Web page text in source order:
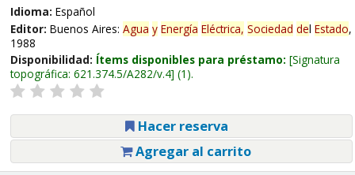
Idioma: Español
Editor: Buenos Aires: Agua y Energía Eléctrica, Sociedad del Estado,
1988
Disponibilidad: Ítems disponibles para préstamo: Signatura
topográfica: 621.374.5/A282/v.4 (1).
Hacer reserva
Agregar al carrito